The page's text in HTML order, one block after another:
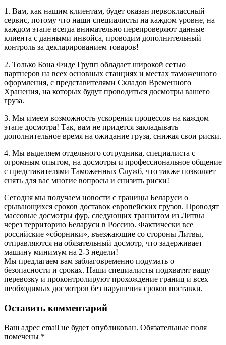
1. Вам, как нашим клиентам, будет оказан первоклассный
сервис, потому что наши специалисты на каждом уровне, на
каждом этапе всегда внимательно перепроверяют данные
клиента с данными инвойса, проводим дополнительный
контроль за декларированием товаров!
2. Только Бона Фиде Групп обладает широкой сетью
партнеров на всех основных станциях и местах таможенного
оформления, с представителями Складов Временного
Хранения, на которых будут проводиться досмотры вашего
груза.
3. Мы имеем возможность ускорения процессов на каждом
этапе досмотра! Так, вам не придется закладывать
дополнительное время на ожидание груза, снижая свои риски.
4. Мы выделяем отдельного сотрудника, специалиста с
огромным опытом, на досмотры и профессиональное общение
с представителями Таможенных Служб, что также позволяет
снять для вас многие вопросы и снизить риски!
Сегодня мы получаем новости с границы Беларуси о
срывающихся сроков доставок европейских грузов. Проводят
массовые досмотры фур, следующих транзитом из Литвы
через территорию Беларуси в Россию. Фактически все
российские «сборники», въезжающие со стороны Литвы,
отправляются на обязательный досмотр, что задерживает
машину минимум на 2-3 недели!
Мы предлагаем вам заблаговременно подумать о
безопасности и сроках. Наши специалисты подхватят вашу
перевозку и проконтролируют прохождение границ и всех
необходимых досмотров без нарушения сроков поставки.
Оставить комментарий
Ваш адрес email не будет опубликован. Обязательные поля
помечены *